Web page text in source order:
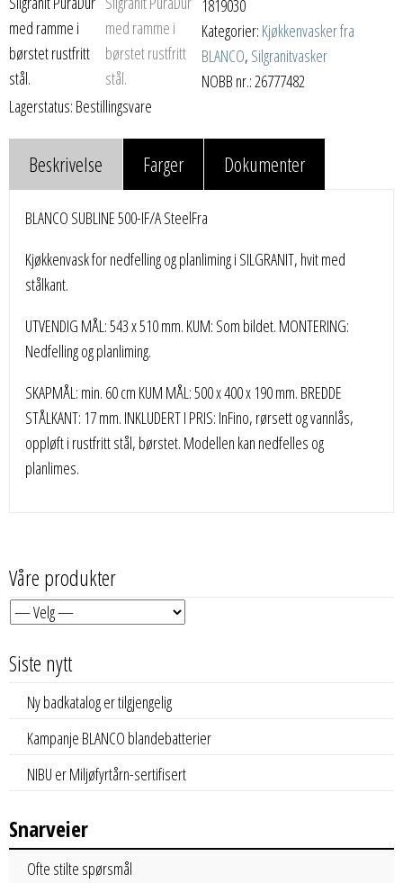
1819030
Kategorier: Kjøkkenvasker fra
BLANCO, Silgranitvasker
NOBB nr.: 26777482
Lagerstatus: Bestillingsvare
Beskrivelse Farger Dokumenter
BLANCO SUBLINE 500-IF/A SteelFra
Kjøkkenvask for nedfelling og planliming i SILGRANIT, hvit med
stålkant.
UTVENDIG MÅL: 543 x 510 mm. KUM: Som bildet. MONTERING:
Nedfelling og planliming.
SKAPMÅL: min. 60 cm KUM MÅL: 500 x 400 x 190 mm. BREDDE
STÅLKANT: 17 mm. INKLUDERT I PRIS: InFino, rørsett og vannlås,
oppløft i rustfritt stål, børstet. Modellen kan nedfelles og
planlimes.
Våre produkter
Siste nytt
Ny badkatalog er tilgjengelig
Kampanje BLANCO blandebatterier
NIBU er Miljøfyrtårn-sertifisert
Snarveier
Ofte stilte spørsmål